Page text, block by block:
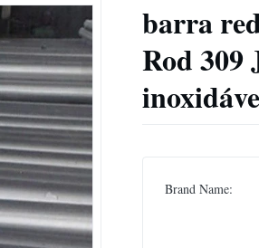
barra
Rod 309
Brand Name: